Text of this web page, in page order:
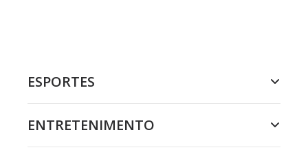
ESPORTES
ENTRETENIMENTO